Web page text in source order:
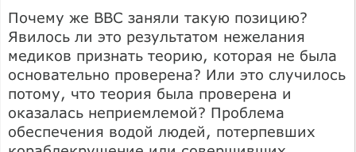
Почему же ВВС заняли такую позицию?
Явилось ли это результатом нежелания
медиков признать теорию, которая не была
основательно проверена? Или это случилось
потому, что теория была проверена и
оказалась неприемлемой? Проблема
обеспечения водой людей, потерпевших